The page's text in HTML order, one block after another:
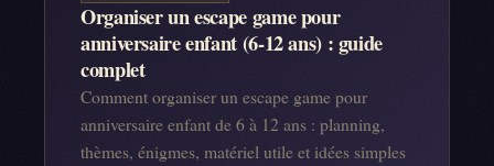
Organiser un escape game pour
anniversaire enfant (6-12 ans) : guide
complet
Comment organiser un escape game pour
anniversaire enfant de 6 à 12 ans : planning,
thèmes, énigmes, matériel utile et idées simples